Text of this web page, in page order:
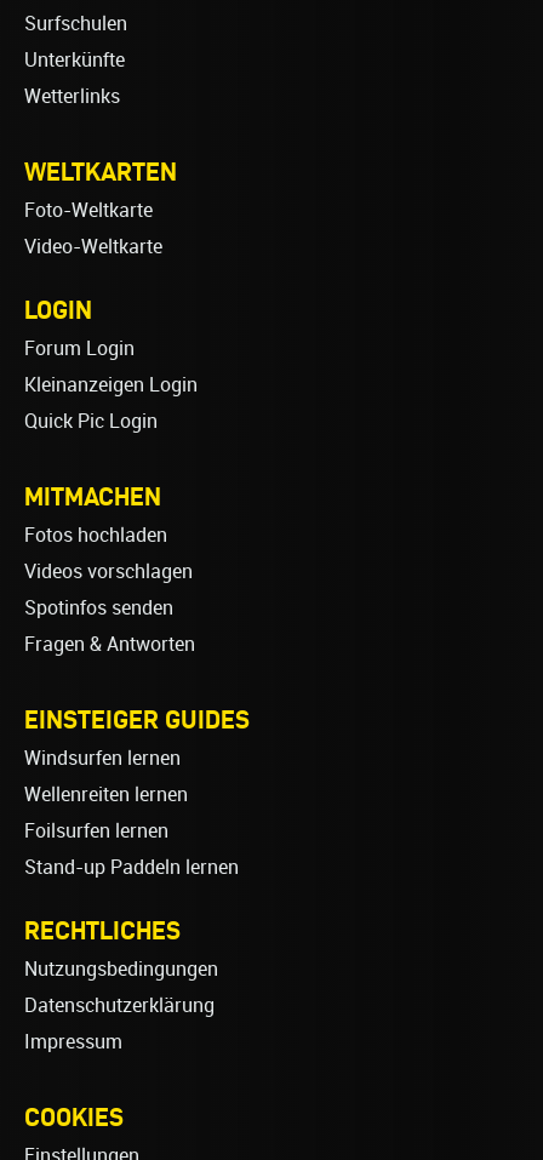
Surfschulen
Unterkünfte
Wetterlinks
WELTKARTEN
Foto-Weltkarte
Video-Weltkarte
LOGIN
Forum Login
Kleinanzeigen Login
Quick Pic Login
MITMACHEN
Fotos hochladen
Videos vorschlagen
Spotinfos senden
Fragen & Antworten
EINSTEIGER GUIDES
Windsurfen lernen
Wellenreiten lernen
Foilsurfen lernen
Stand-up Paddeln lernen
RECHTLICHES
Nutzungsbedingungen
Datenschutzerklärung
Impressum
COOKIES